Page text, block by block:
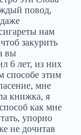
повод,
нам
закурить
вы
6 лет, из них
способе этим
мне
книжка, я
как мне
упорно
не дочитав